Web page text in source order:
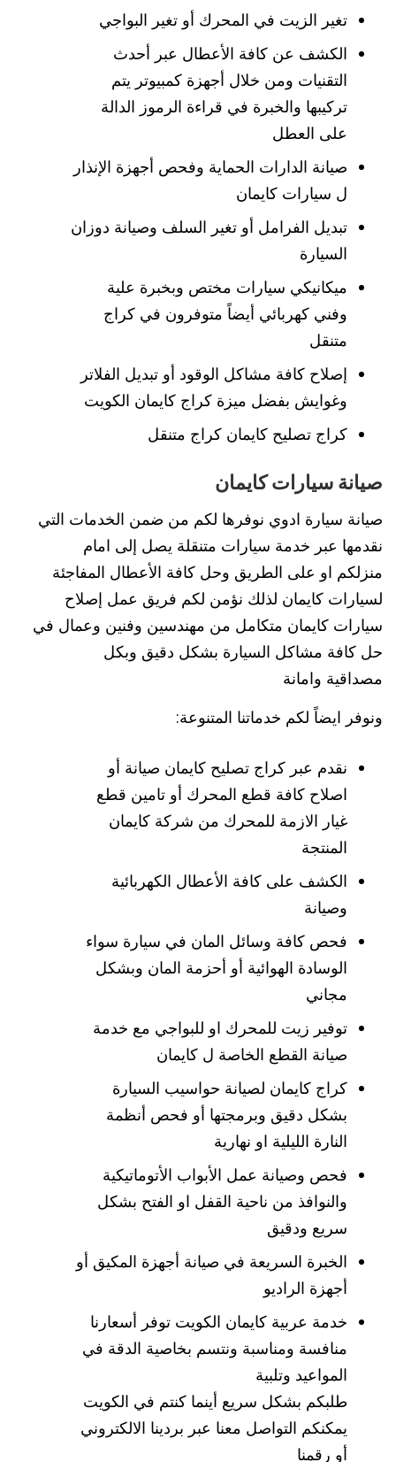
تغير الزيت في المحرك أو تغير البواجي
الكشف عن كافة الأعطال عبر أحدث
التقنيات ومن خلال أجهزة كمبيوتر يتم
تركيبها والخبرة في قراءة الرموز الدالة
على العطل
صيانة الدارات الحماية وفحص أجهزة الإنذار
ل سيارات كايمان
تبديل الفرامل أو تغير السلف وصيانة دوزان
السيارة
ميكانيكي سيارات مختص وبخبرة علية
وفني كهربائي أيضاً متوفرون في كراج
متنقل
إصلاح كافة مشاكل الوقود أو تبديل الفلاتر
وغوايش بفضل ميزة كراج كايمان الكويت
كراج تصليح كايمان كراج متنقل
صيانة سيارات كايمان
صيانة سيارة ادوي نوفرها لكم من ضمن الخدمات التي
نقدمها عبر خدمة سيارات متنقلة يصل إلى امام
منزلكم او على الطريق وحل كافة الأعطال المفاجئة
لسيارات كايمان لذلك نؤمن لكم فريق عمل إصلاح
سيارات كايمان متكامل من مهندسين وفنين وعمال في
حل كافة مشاكل السيارة بشكل دقيق وبكل
مصداقية وامانة
ونوفر ايضاً لكم خدماتنا المتنوعة:
نقدم عبر كراج تصليح كايمان صيانة أو
اصلاح كافة قطع المحرك أو تامين قطع
غيار الازمة للمحرك من شركة كايمان
المنتجة
الكشف على كافة الأعطال الكهربائية
وصيانة
فحص كافة وسائل المان في سيارة سواء
الوسادة الهوائية أو أحزمة المان وبشكل
مجاني
توفير زيت للمحرك او للبواجي مع خدمة
صيانة القطع الخاصة ل كايمان
كراج كايمان لصيانة حواسيب السيارة
بشكل دقيق وبرمجتها أو فحص أنظمة
النارة الليلية او نهارية
فحص وصيانة عمل الأبواب الأتوماتيكية
والنوافذ من ناحية القفل او الفتح بشكل
سريع ودقيق
الخبرة السريعة في صيانة أجهزة المكيق أو
أجهزة الراديو
خدمة عربية كايمان الكويت توفر أسعارنا
منافسة ومناسبة ونتسم بخاصية الدقة في
المواعيد وتلبية
طلبكم بشكل سريع أينما كنتم في الكويت
يمكنكم التواصل معنا عبر بردينا الالكتروني
أو رقمنا